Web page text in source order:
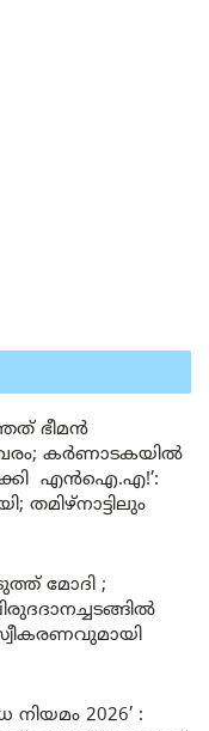
ഭീമൻ
കർണാടകയിൽ
എൻഐ.എ!’:
മോദി ;
2026’ :